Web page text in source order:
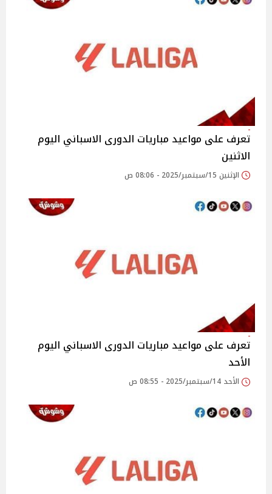
تعرف على مواعيد مباريات الدورى الاسباني اليوم
الاثنين
الإثنين 15/سبتمبر/2025 - 08:06 ص
تعرف على مواعيد مباريات الدورى الاسباني اليوم
الأحد
الأحد 14/سبتمبر/2025 - 08:55 ص